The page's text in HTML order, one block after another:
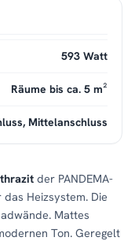
der PANDEMA-
Heizsystem. Die
Mattes
Ton. Geregelt
593 Watt
Räume bis ca. 5 m²
Mittelanschluss